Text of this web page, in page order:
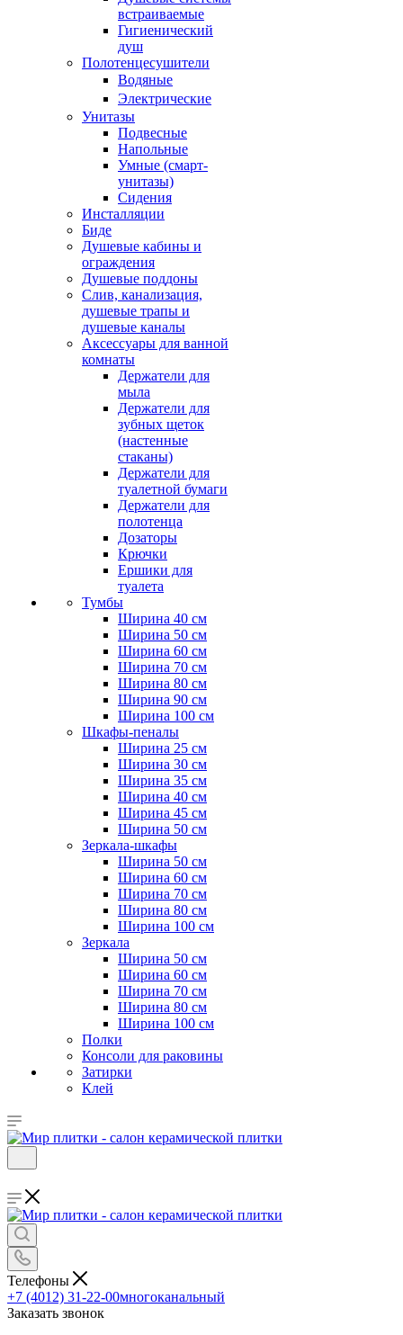
встраиваемые
Гигиенический
душ
Полотенцесушители
ㅤВодяные
ㅤЭлектрические
Унитазы
Подвесные
Напольные
Умные (смарт-
унитазы)
Сидения
Инсталляции
Биде
Душевые кабины и
ограждения
Душевые поддоны
Слив, канализация,
душевые трапы и
душевые каналы
Аксессуары для ванной
комнаты
Держатели для
мыла
Держатели для
зубных щеток
(настенные
стаканы)
Держатели для
туалетной бумаги
Держатели для
полотенца
Дозаторы
Крючки
Ершики для
туалета
Тумбы
Ширина 40 см
Ширина 50 см
Ширина 60 см
Ширина 70 см
Ширина 80 см
Ширина 90 см
Ширина 100 см
Шкафы-пеналы
Ширина 25 см
Ширина 30 см
Ширина 35 см
Ширина 40 см
Ширина 45 см
Ширина 50 см
Зеркала-шкафы
Ширина 50 см
Ширина 60 см
Ширина 70 см
Ширина 80 см
Ширина 100 см
Зеркала
Ширина 50 см
Ширина 60 см
Ширина 70 см
Ширина 80 см
Ширина 100 см
Полки
Консоли для раковины
Затирки
Клей
Телефоны
+7 (4012) 31-22-00многоканальный
Заказать звонок